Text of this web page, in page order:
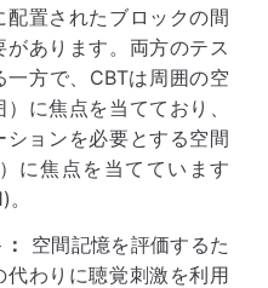
置されたブロックの間
あります。両方のテス
一方で、CBTは周囲の空
に焦点を当てており、
ョンを必要とする空間
に焦点を当てています
空間記憶を評価するた
わりに聴覚刺激を利用